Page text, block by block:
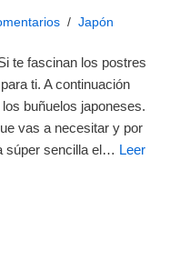
Japón
te fascinan los postres
ti. A continuación
buñuelos japoneses.
vas a necesitar y por
súper sencilla el… Leer